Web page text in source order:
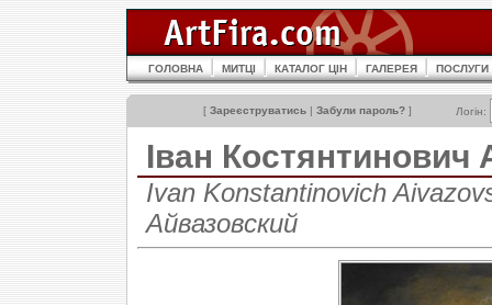
ГОЛОВНА МИТЦІ КАТАЛОГ ЦІН ГАЛЕРЕЯ ПОСЛУГИ
[ Зареєструватись | Забули пароль? ] Логін:
Іван
Ivan Konstantinovich
Айвазовский